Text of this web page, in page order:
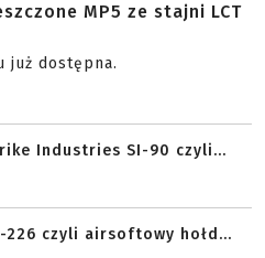
MP5 ze stajni LCT
już dostępna.
Industries SI-90 czyli...
226 czyli airsoftowy hołd...